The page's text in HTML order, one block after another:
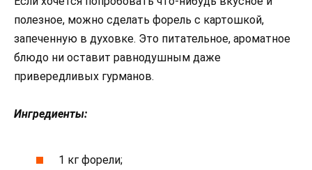
полезное, можно сделать форель с картошкой,
запеченную в духовке. Это питательное, ароматное
блюдо ни оставит равнодушным даже
привередливых гурманов.
Ингредиенты:
1 кг форели;